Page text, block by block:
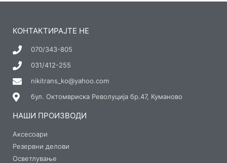
КОНТАКТИРАЈТЕ НЕ
070/343-805
031/412-255
nikitrans_ko@yahoo.com
бул. Октомвриска Револуција бр.47, Куманово
НАШИ ПРОИЗВОДИ
Аксесоари
Резервни делови
Осветлување